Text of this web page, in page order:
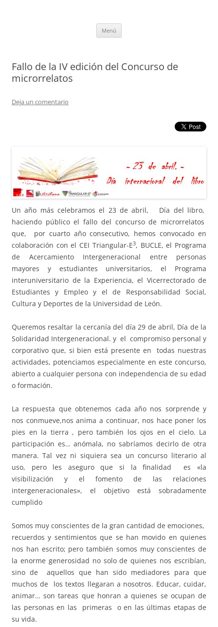
Menú
Fallo de la IV edición del Concurso de
microrrelatos
Deja un comentario
Un año más celebramos el 23 de abril, Día del libro,
haciendo público el fallo del concurso de microrrelatos
que, por cuarto año consecutivo, hemos convocado en
colaboración con el CEI Triangular-E3, BUCLE, el Programa
de Acercamiento Intergeneracional entre personas
mayores y estudiantes universitarios, el Programa
interuniversitario de la Experiencia, el Vicerrectorado de
Estudiantes y Empleo y el de Responsabilidad Social,
Cultura y Deportes de la Universidad de León.
Queremos resaltar la cercanía del día 29 de abril, Día de la
Solidaridad Intergeneracional. y el compromiso personal y
corporativo que, si bien está presente en todas nuestras
actividades, potenciamos especialmente en este concurso,
abierto a cualquier persona con independencia de su edad
o formación.
La respuesta que obtenemos cada año nos sorprende y
nos conmueve,nos anima a continuar, nos hace poner los
pies en la tierra , pero también los ojos en el cielo. La
participación es… anómala, no sabríamos decirlo de otra
manera. Tal vez ni siquiera sea un concurso literario al
uso, pero les aseguro que si la finalidad es «la
visibilización y el fomento de las relaciones
intergeneracionales», el objetivo está sobradamente
cumplido
Somos muy conscientes de la gran cantidad de emociones,
recuerdos y sentimientos que se han movido en quienes
nos han escrito; pero también somos muy conscientes de
la enorme generosidad no solo de quienes nos escribían,
sino de aquellos que han sido mediadores para que
muchos de los textos llegaran a nosotros. Educar, cuidar,
animar… son tareas que honran a quienes se ocupan de
las personas en las primeras o en las últimas etapas de
su vida.